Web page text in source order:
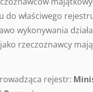
do właściwego
wykonywania
rzeczoznawcy
rejestr: